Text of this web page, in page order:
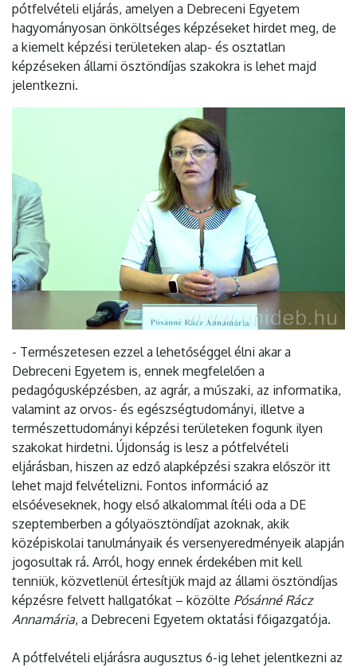
pótfelvételi eljárás, amelyen a Debreceni Egyetem
hagyományosan önköltséges képzéseket hirdet meg, de
a kiemelt képzési területeken alap- és osztatlan
képzéseken állami ösztöndíjas szakokra is lehet majd
jelentkezni.
- Természetesen ezzel a lehetőséggel élni akar a
Debreceni Egyetem is, ennek megfelelően a
pedagógusképzésben, az agrár, a műszaki, az informatika,
valamint az orvos- és egészségtudományi, illetve a
természettudományi képzési területeken fogunk ilyen
szakokat hirdetni. Újdonság is lesz a pótfelvételi
eljárásban, hiszen az edző alapképzési szakra először itt
lehet majd felvételizni. Fontos információ az
elsőéveseknek, hogy első alkalommal ítéli oda a DE
szeptemberben a gólyaösztöndíjat azoknak, akik
középiskolai tanulmányaik és versenyeredményeik alapján
jogosultak rá. Arról, hogy ennek érdekében mit kell
tenniük, közvetlenül értesítjük majd az állami ösztöndíjas
képzésre felvett hallgatókat – közölte Pósánné Rácz
Annamária, a Debreceni Egyetem oktatási főigazgatója.
A pótfelvételi eljárásra augusztus 6-ig lehet jelentkezni az